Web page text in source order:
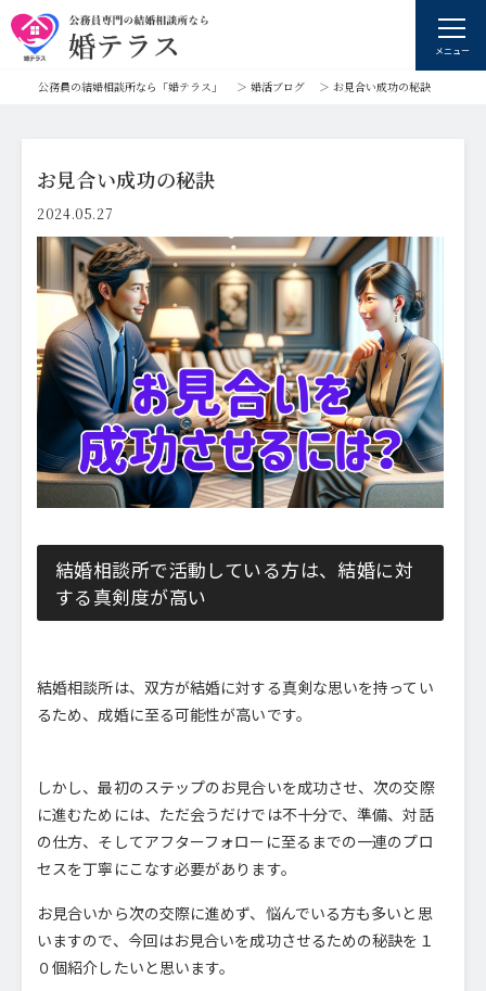
メニュー
公務員の結婚相談所なら「婚テラス」 ＞ 婚活ブログ ＞ お見合い成功の秘訣
お見合い成功の秘訣
2024.05.27
結婚相談所で活動している方は、結婚に対
する真剣度が高い
結婚相談所は、双方が結婚に対する真剣な思いを持ってい
るため、成婚に至る可能性が高いです。
しかし、最初のステップのお見合いを成功させ、次の交際
に進むためには、ただ会うだけでは不十分で、準備、対話
の仕方、そしてアフターフォローに至るまでの一連のプロ
セスを丁寧にこなす必要があります。
お見合いから次の交際に進めず、悩んでいる方も多いと思
いますので、今回はお見合いを成功させるための秘訣を１
０個紹介したいと思います。